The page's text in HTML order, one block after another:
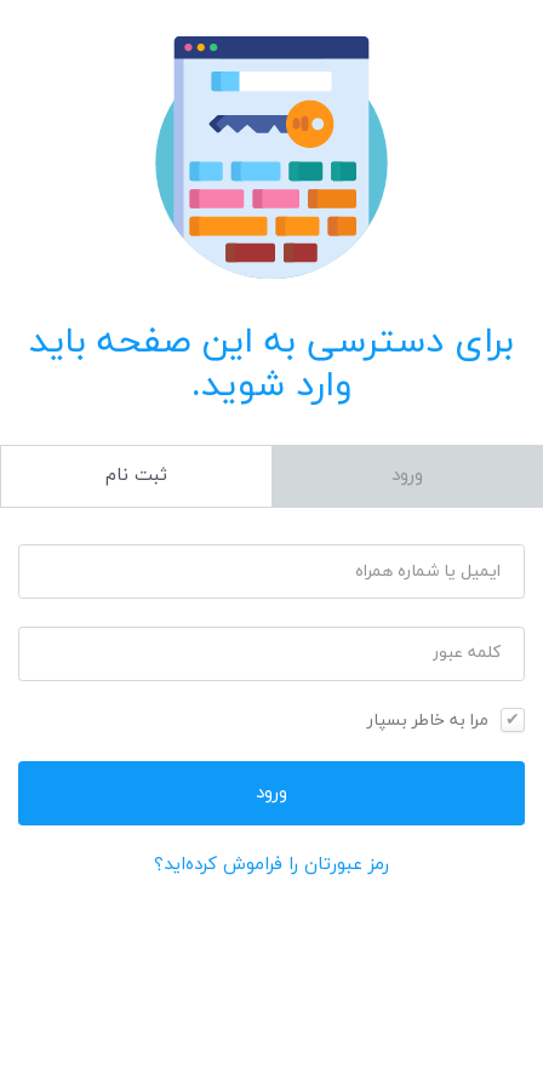
برای دسترسی به این صفحه باید
وارد شوید.
ورود ثبت نام
ایمیل یا شماره همراه
کلمه عبور
مرا به خاطر بسپار
رمز عبورتان را فراموش کرده‌اید؟